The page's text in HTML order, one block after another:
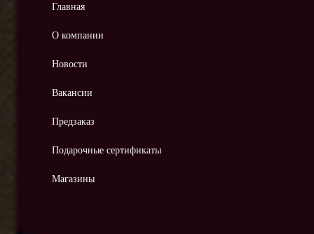
Главная
О компании
Новости
Вакансии
Предзаказ
Подарочные сертификаты
Магазины